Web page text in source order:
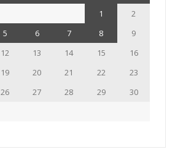
1
2
5 6 7 8
9
12 13 14 15
16
19 20 21 22
23
26 27 28 29
30